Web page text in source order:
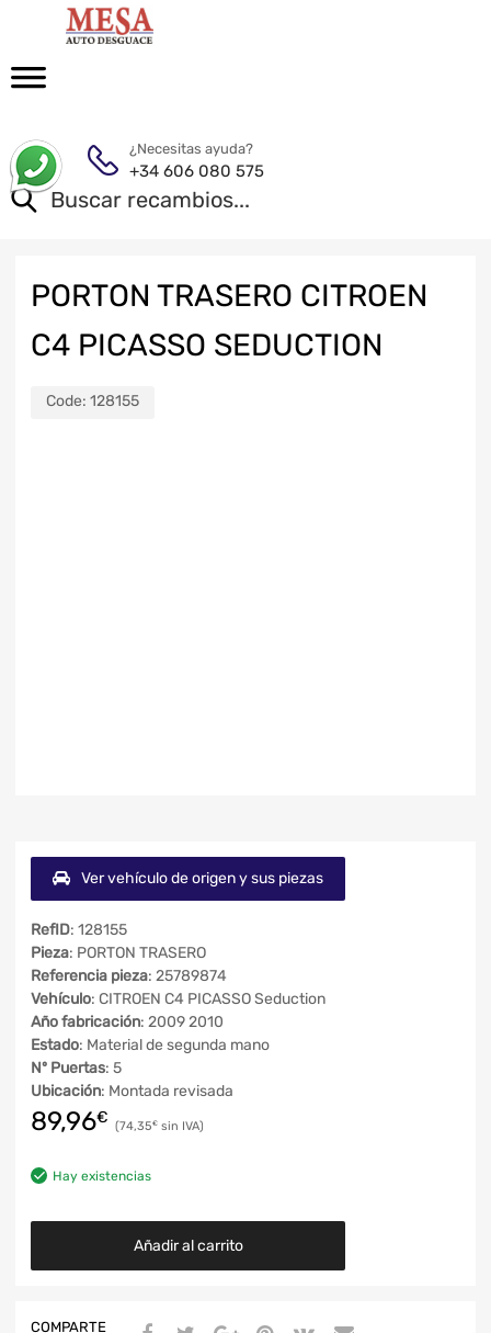
¿Necesitas ayuda?
+34 606 080 575
PORTON TRASERO CITROEN
C4 PICASSO SEDUCTION
Code: 128155
Ver vehículo de origen y sus piezas
RefID: 128155
Pieza: PORTON TRASERO
Referencia pieza: 25789874
Vehículo: CITROEN C4 PICASSO Seduction
Año fabricación: 2009 2010
Estado: Material de segunda mano
Nº Puertas: 5
Ubicación: Montada revisada
89,96€ 74,35€
Hay existencias
Añadir al carrito
COMPARTE